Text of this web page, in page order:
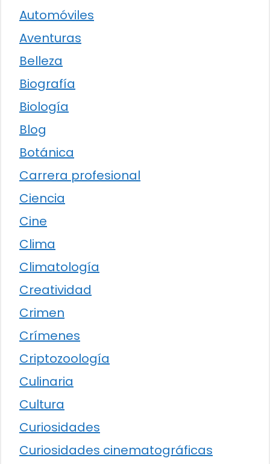
Automóviles
Aventuras
Belleza
Biografía
Biología
Blog
Botánica
Carrera profesional
Ciencia
Cine
Clima
Climatología
Creatividad
Crimen
Crímenes
Criptozoología
Culinaria
Cultura
Curiosidades
Curiosidades cinematográficas